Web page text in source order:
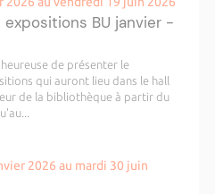
expositions BU janvier -
de présenter le
qui auront lieu dans le hall
de la bibliothèque à partir du
2026 au mardi 30 juin